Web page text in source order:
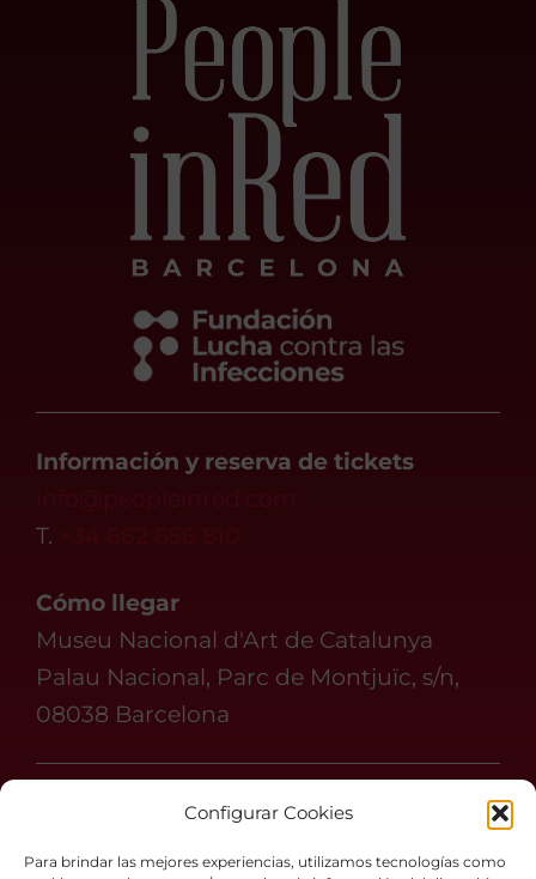
Configurar Cookies
Para brindar las mejores experiencias, utilizamos tecnologías como
Información y reserva de tickets
T.
Cómo llegar
Museu Nacional d'Art de Catalunya
Palau Nacional, Parc de Montjuïc, s/n,
08038 Barcelona